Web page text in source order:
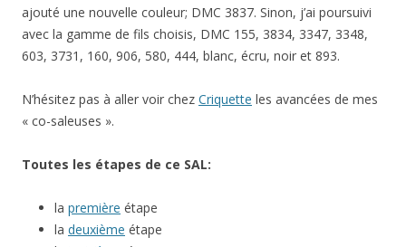
ajouté une nouvelle couleur; DMC 3837. Sinon, j’ai poursuivi
avec la gamme de fils choisis, DMC 155, 3834, 3347, 3348,
603, 3731, 160, 906, 580, 444, blanc, écru, noir et 893.
N’hésitez pas à aller voir chez Criquette les avancées de mes
« co-saleuses ».
Toutes les étapes de ce SAL:
la première étape
la deuxième étape